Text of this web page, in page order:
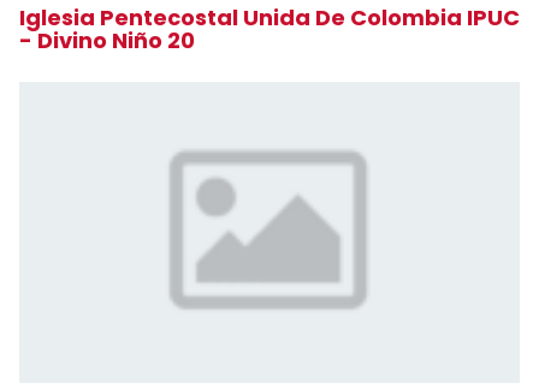
Iglesia Pentecostal Unida De Colombia IPUC
- Divino Niño 20